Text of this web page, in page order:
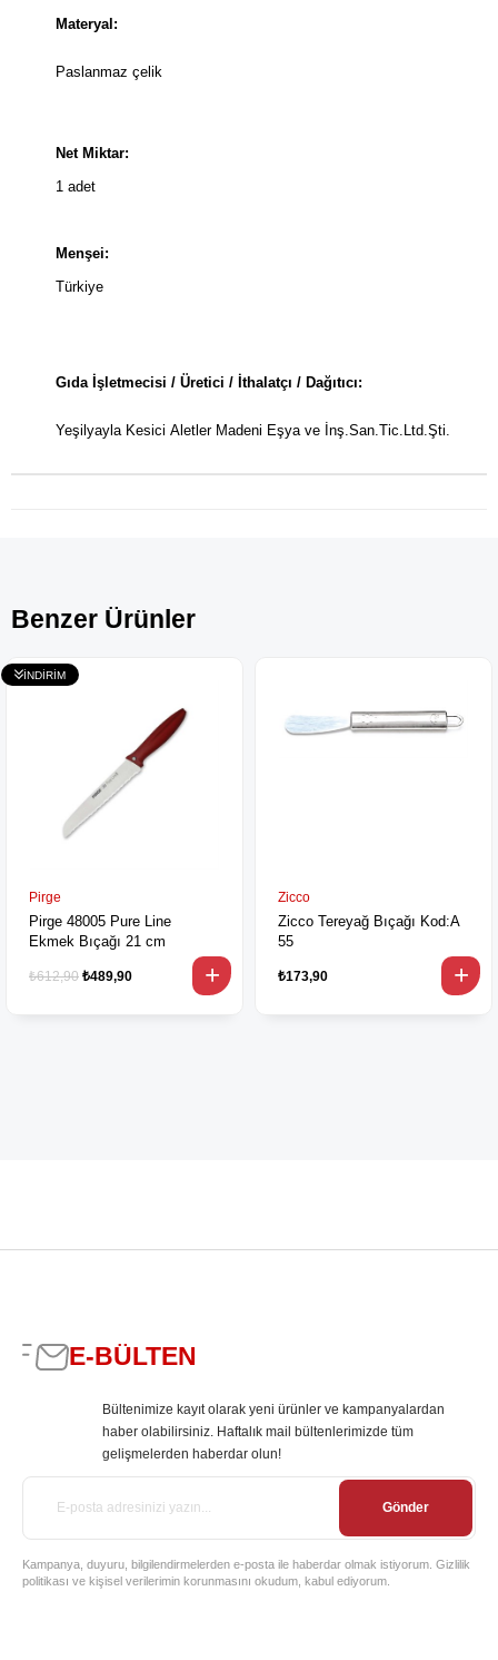
Materyal:
Paslanmaz çelik
Net Miktar:
1 adet
Menşei:
Türkiye
Gıda İşletmecisi / Üretici / İthalatçı / Dağıtıcı:
Yeşilyayla Kesici Aletler Madeni Eşya ve İnş.San.Tic.Ltd.Şti.
Benzer Ürünler
Pirge
Pirge 48005 Pure Line
Ekmek Bıçağı 21 cm
₺489,90
₺612,90
Zicco
Zicco Tereyağ Bıçağı Kod:A
55
₺173,90
E-BÜLTEN
Bültenimize kayıt olarak yeni ürünler ve kampanyalardan
haber olabilirsiniz. Haftalık mail bültenlerimizde tüm
gelişmelerden haberdar olun!
Gönder
Kampanya, duyuru, bilgilendirmelerden e-posta ile haberdar olmak istiyorum. Gizlilik
politikası ve kişisel verilerimin korunmasını okudum, kabul ediyorum.